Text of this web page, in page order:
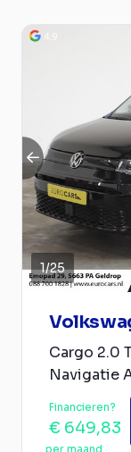
1/25
Cargo 2.0
Navigatie
Financieren?
€ 649,83
per maand